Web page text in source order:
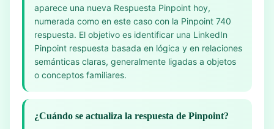
aparece una nueva Respuesta Pinpoint hoy,
numerada como en este caso con la Pinpoint 740
respuesta. El objetivo es identificar una LinkedIn
Pinpoint respuesta basada en lógica y en relaciones
semánticas claras, generalmente ligadas a objetos
o conceptos familiares.
¿Cuándo se actualiza la respuesta de Pinpoint?